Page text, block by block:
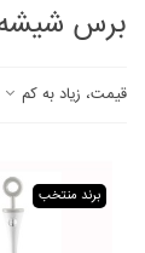
برس شیشه
قیمت، زیاد به کم
برند منتخب